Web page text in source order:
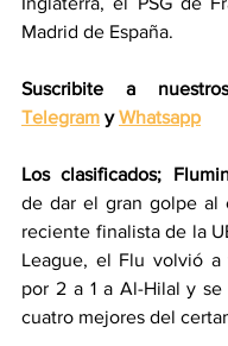
Madrid de España.
Telegram y Whatsapp
Los clasificados;
de dar el gran golpe al
reciente finalista de la
League, el Flu volvió a
por 2 a 1 a Al-Hilal y
cuatro mejores del